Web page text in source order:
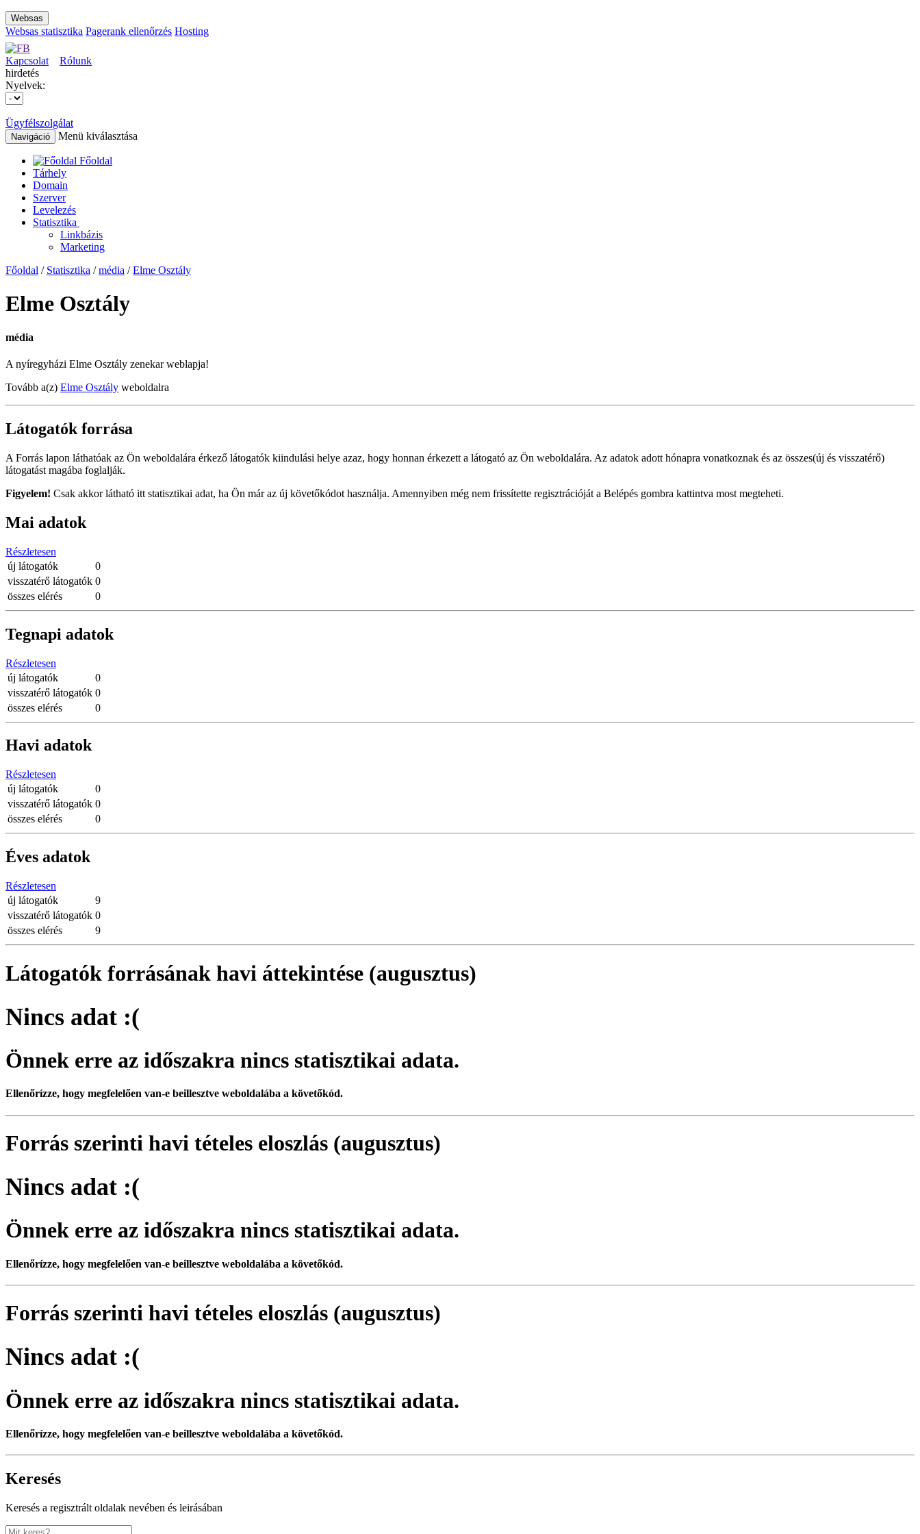
Websas
Websas statisztika Pagerank ellenőrzés Hosting
Kapcsolat
Rólunk
hirdetés
Nyelvek:
Ügyfélszolgálat
Navigáció Menü kiválasztása
Főoldal
Tárhely
Domain
Szerver
Levelezés
Statisztika
Linkbázis
Marketing
Főoldal / Statisztika /média /Elme Osztály
Elme Osztály
média
A nyíregyházi Elme Osztály zenekar weblapja!
Tovább a(z) Elme Osztály weboldalra
Látogatók forrása
A Forrás lapon láthatóak az Ön weboldalára érkező látogatók kiindulási helye azaz, hogy honnan érkezett a látogató az Ön weboldalára. Az adatok adott hónapra vonatkoznak és az összes(új és visszatérő)
látogatást magába foglalják.
Figyelem! Csak akkor látható itt statisztikai adat, ha Ön már az új követőkódot használja. Amennyiben még nem frissítette regisztrációját a Belépés gombra kattintva most megteheti.
Mai adatok
Részletesen
új látogatók
0
visszatérő látogatók 0
összes elérés
0
Tegnapi adatok
Részletesen
új látogatók
0
visszatérő látogatók 0
összes elérés
0
Havi adatok
Részletesen
új látogatók
0
visszatérő látogatók 0
összes elérés
0
Éves adatok
Részletesen
új látogatók
9
visszatérő látogatók 0
összes elérés
9
Látogatók forrásának havi áttekintése (augusztus)
Nincs adat :(
Önnek erre az időszakra nincs statisztikai adata.
Ellenőrízze, hogy megfelelően van-e beillesztve weboldalába a követőkód.
Forrás szerinti havi tételes eloszlás (augusztus)
Nincs adat :(
Önnek erre az időszakra nincs statisztikai adata.
Ellenőrízze, hogy megfelelően van-e beillesztve weboldalába a követőkód.
Forrás szerinti havi tételes eloszlás (augusztus)
Nincs adat :(
Önnek erre az időszakra nincs statisztikai adata.
Ellenőrízze, hogy megfelelően van-e beillesztve weboldalába a követőkód.
Keresés
Keresés a regisztrált oldalak nevében és leirásában